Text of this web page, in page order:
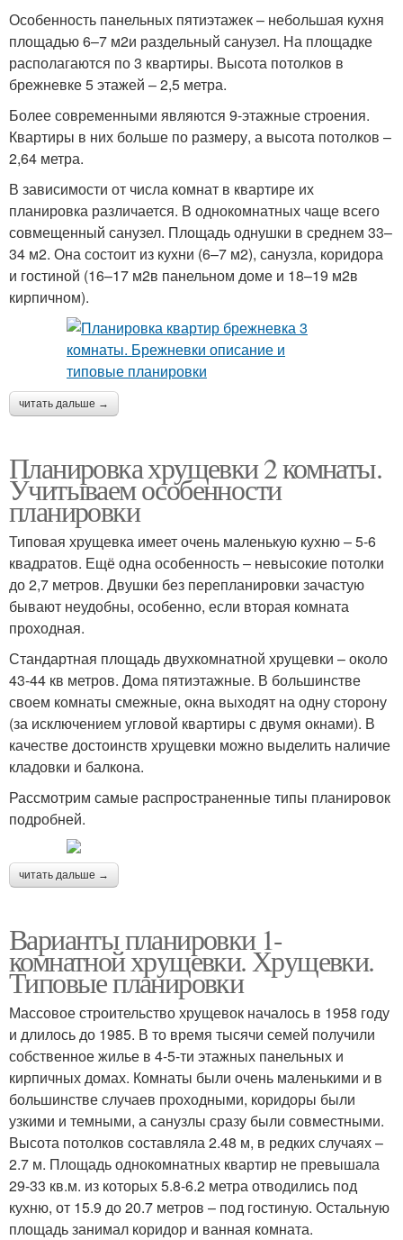
Особенность панельных пятиэтажек – небольшая кухня
площадью 6–7 м2и раздельный санузел. На площадке
располагаются по 3 квартиры. Высота потолков в
брежневке 5 этажей – 2,5 метра.
Более современными являются 9-этажные строения.
Квартиры в них больше по размеру, а высота потолков –
2,64 метра.
В зависимости от числа комнат в квартире их
планировка различается. В однокомнатных чаще всего
совмещенный санузел. Площадь однушки в среднем 33–
34 м2. Она состоит из кухни (6–7 м2), санузла, коридора
и гостиной (16–17 м2в панельном доме и 18–19 м2в
кирпичном).
читать дальше →
Планировка хрущевки 2 комнаты.
Учитываем особенности
планировки
Типовая хрущевка имеет очень маленькую кухню – 5-6
квадратов. Ещё одна особенность – невысокие потолки
до 2,7 метров. Двушки без перепланировки зачастую
бывают неудобны, особенно, если вторая комната
проходная.
Стандартная площадь двухкомнатной хрущевки – около
43-44 кв метров. Дома пятиэтажные. В большинстве
своем комнаты смежные, окна выходят на одну сторону
(за исключением угловой квартиры с двумя окнами). В
качестве достоинств хрущевки можно выделить наличие
кладовки и балкона.
Рассмотрим самые распространенные типы планировок
подробней.
читать дальше →
Варианты планировки 1-
комнатной хрущевки. Хрущевки.
Типовые планировки
Массовое строительство хрущевок началось в 1958 году
и длилось до 1985. В то время тысячи семей получили
собственное жилье в 4-5-ти этажных панельных и
кирпичных домах. Комнаты были очень маленькими и в
большинстве случаев проходными, коридоры были
узкими и темными, а санузлы сразу были совместными.
Высота потолков составляла 2.48 м, в редких случаях –
2.7 м. Площадь однокомнатных квартир не превышала
29-33 кв.м. из которых 5.8-6.2 метра отводились под
кухню, от 15.9 до 20.7 метров – под гостиную. Остальную
площадь занимал коридор и ванная комната.